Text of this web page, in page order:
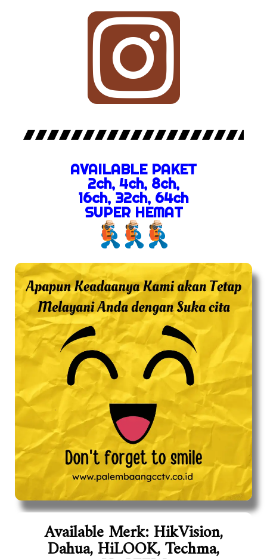
AVAILABLE PAKET
2ch, 4ch, 8ch,
16ch, 32ch, 64ch
SUPER HEMAT
Available Merk: HikVision,
Dahua, HiLOOK, Techma,